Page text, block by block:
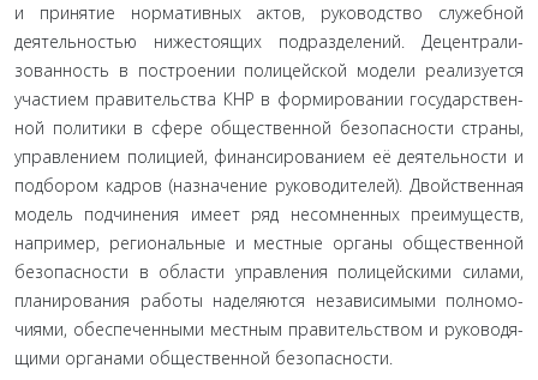
и принятие нормативных актов, руководство служебной
деятельностью нижестоящих подразделений. Децентрали-
зованность в построении полицейской модели реализуется
участием правительства КНР в формировании государствен­
ной политики в сфере общественной безопасности страны,
управлением полицией, финансированием её деятельности и
подбором кадров (назначение руководителей). Двойственная
модель подчинения имеет ряд несомненных преимуществ,
например, региональные и местные органы общественной
безопасности в области управления полицейскими силами,
планирования работы наделяются независимыми полномо­
чиями, обеспеченными местным правительством и руководя­
щими органами общественной безопасности.